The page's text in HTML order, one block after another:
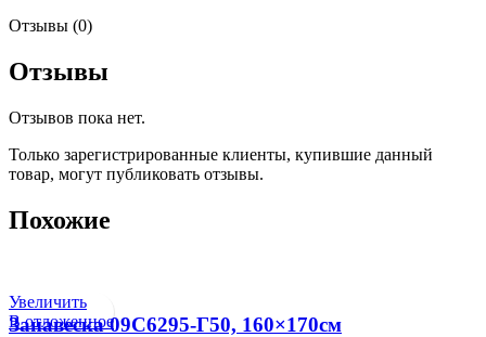
Отзывы (0)
Отзывы
Отзывов пока нет.
Только зарегистрированные клиенты, купившие данный
товар, могут публиковать отзывы.
Похожие
Увеличить
В отложенное
Занавеска 09С6295-Г50, 160×170см